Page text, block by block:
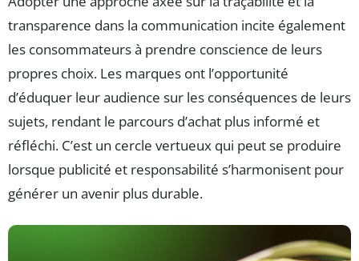
transparence dans la communication incite également
les consommateurs à prendre conscience de leurs
propres choix. Les marques ont l’opportunité
d’éduquer leur audience sur les conséquences de leurs
sujets, rendant le parcours d’achat plus informé et
réfléchi. C’est un cercle vertueux qui peut se produire
lorsque publicité et responsabilité s’harmonisent pour
générer un avenir plus durable.